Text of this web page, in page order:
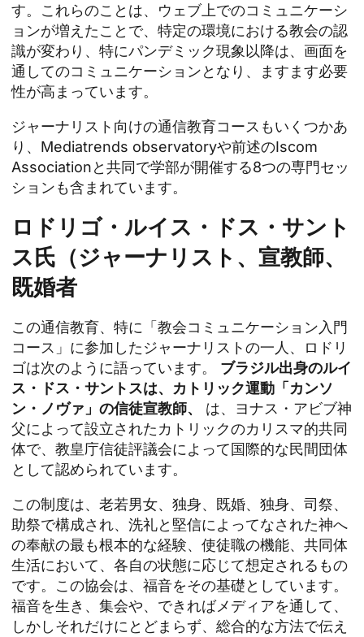
す。これらのことは、ウェブ上でのコミュニケーシ
ョンが増えたことで、特定の環境における教会の認
識が変わり、特にパンデミック現象以降は、画面を
通してのコミュニケーションとなり、ますます必要
性が高まっています。
ジャーナリスト向けの通信教育コースもいくつかあ
り、Mediatrends observatoryや前述のIscom
Associationと共同で学部が開催する8つの専門セッ
ションも含まれています。
ロドリゴ・ルイス・ドス・サント
ス氏（ジャーナリスト、宣教師、
既婚者
この通信教育、特に「教会コミュニケーション入門
コース」に参加したジャーナリストの一人、ロドリ
ゴは次のように語っています。 ブラジル出身のルイ
ス・ドス・サントスは、カトリック運動「カンソ
ン・ノヴァ」の信徒宣教師、
は、ヨナス・アビブ神
父によって設立されたカトリックのカリスマ的共同
体で、教皇庁信徒評議会によって国際的な民間団体
として認められています。
この制度は、老若男女、独身、既婚、独身、司祭、
助祭で構成され、洗礼と堅信によってなされた神へ
の奉献の最も根本的な経験、使徒職の機能、共同体
生活において、各自の状態に応じて想定されるもの
です。この協会は、福音をその基礎としています。
福音を生き、集会や、できればメディアを通して、
しかしそれだけにとどまらず、総合的な方法で伝え